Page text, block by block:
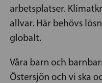
arbetsplatser.
allvar. Här behövs
globalt.
Våra barn och
Östersjön och vi ska